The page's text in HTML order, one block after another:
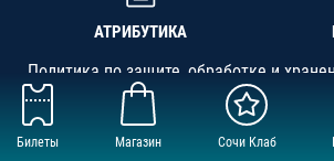
Билеты Магазин Сочи Клаб
АТРИБУТИКА
Политика по защите, обработке и
данных
АНО «СК «Кубань-Регион», ОГРН